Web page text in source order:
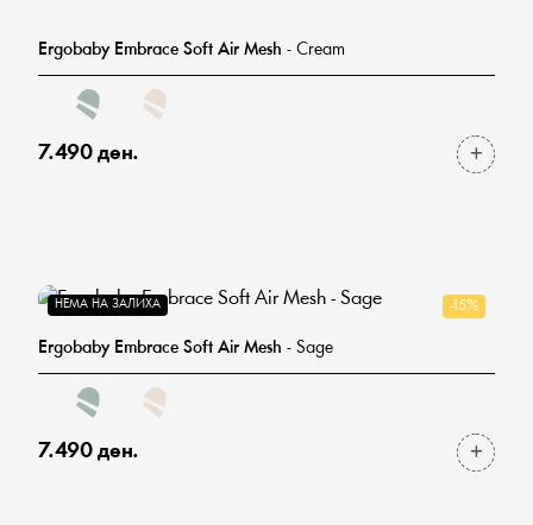
Ergobaby Embrace Soft Air Mesh - Cream
7.490 ден.
-15%
НЕМА НА ЗАЛИХА
Ergobaby Embrace Soft Air Mesh - Sage
7.490 ден.